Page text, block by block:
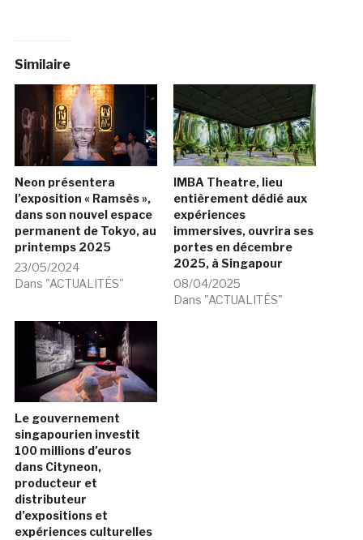
Similaire
Neon présentera
l’exposition « Ramsès »,
dans son nouvel espace
permanent de Tokyo, au
printemps 2025
23/05/2024
Dans "ACTUALITÉS"
IMBA Theatre, lieu
entièrement dédié aux
expériences
immersives, ouvrira ses
portes en décembre
2025, à Singapour
08/04/2025
Dans "ACTUALITÉS"
Le gouvernement
singapourien investit
100 millions d’euros
dans Cityneon,
producteur et
distributeur
d’expositions et
expériences culturelles